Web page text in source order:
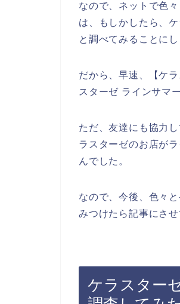
なので、ネットで色
は、もしかしたら、
と調べてみることにし
だから、早速、【ケ
スターゼ ラインサマ
ただ、友達にも協力
ラスターゼのお店が
んでした。
なので、今後、色々
みつけたら記事にさ
ケラスター